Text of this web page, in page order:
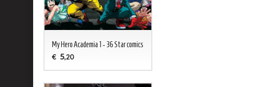
My Hero Academia 1 - 36 Star comics
€ 5,20